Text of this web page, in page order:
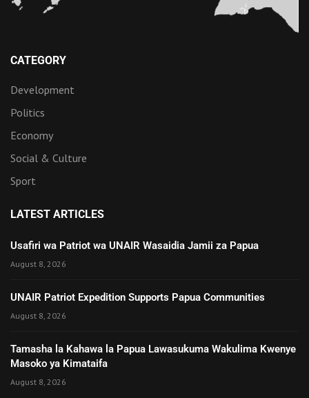
CATEGORY
Development
Politics
Economy
Social & Culture
Sport
LATEST ARTICLES
Usafiri wa Patriot wa UNAIR Wasaidia Jamii za Papua
August 8, 2026
UNAIR Patriot Expedition Supports Papua Communities
August 8, 2026
Tamasha la Kahawa la Papua Lawasukuma Wakulima Kwenye
Masoko ya Kimataifa
August 8, 2026